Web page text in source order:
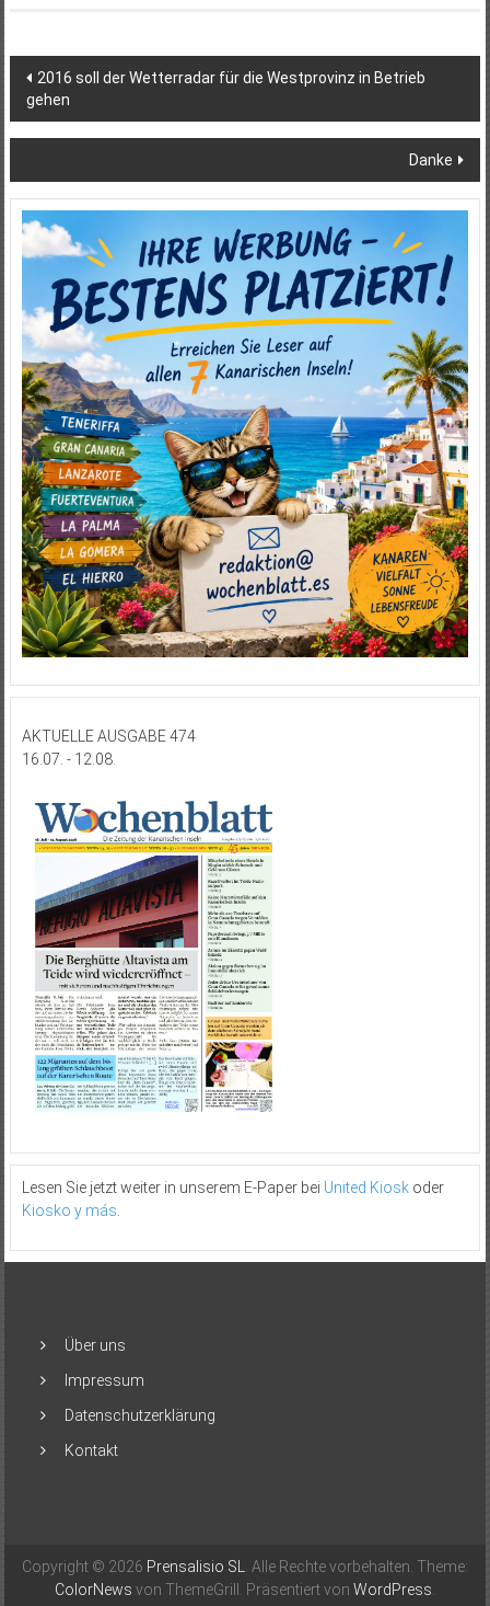
Beitragsnavigation
2016 soll der Wetterradar für die Westprovinz in Betrieb
gehen
Danke
AKTUELLE AUSGABE 474
16.07. - 12.08.
Lesen Sie jetzt weiter in unserem E-Paper bei United Kioskoder
Kiosko y más
Über uns
Impressum
Datenschutzerklärung
Kontakt
Copyright © 2026 Prensalisio SL
. Alle Rechte vorbehalten. Theme:
ColorNews von ThemeGrill. Präsentiert von WordPress